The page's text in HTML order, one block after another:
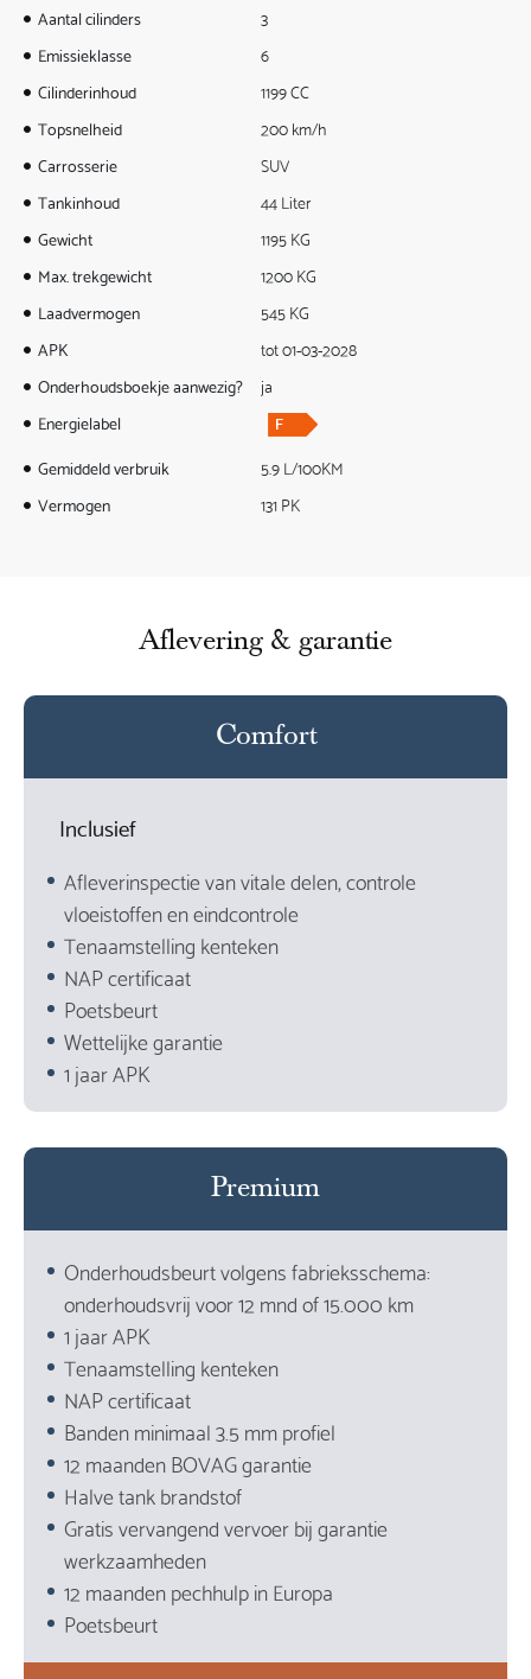
Aantal cilinders
3
Emissieklasse
6
Cilinderinhoud
1199 CC
Topsnelheid
200 km/h
Carrosserie
SUV
Tankinhoud
44 Liter
Gewicht
1195 KG
Max. trekgewicht
1200 KG
Laadvermogen
545 KG
APK
tot 01-03-2028
Onderhoudsboekje aanwezig?
ja
Energielabel
Gemiddeld verbruik
5.9 L/100KM
Vermogen
131 PK
Aflevering & garantie
Comfort
Inclusief
Afleverinspectie van vitale delen, controle
vloeistoffen en eindcontrole
Tenaamstelling kenteken
NAP certificaat
Poetsbeurt
Wettelijke garantie
1 jaar APK
Premium
Onderhoudsbeurt volgens fabrieksschema:
onderhoudsvrij voor 12 mnd of 15.000 km
1 jaar APK
Tenaamstelling kenteken
NAP certificaat
Banden minimaal 3.5 mm profiel
12 maanden BOVAG garantie
Halve tank brandstof
Gratis vervangend vervoer bij garantie
werkzaamheden
12 maanden pechhulp in Europa
Poetsbeurt